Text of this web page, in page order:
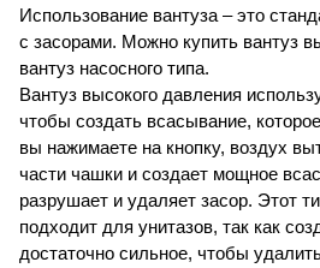
Использование вантуза – это
с засорами. Можно купить вантуз
вантуз насосного типа.
Вантуз высокого давления
чтобы создать всасывание,
вы нажимаете на кнопку, воздух
части чашки и создает мощное
разрушает и удаляет засор. Этот
подходит для унитазов, так как
достаточно сильное, чтобы